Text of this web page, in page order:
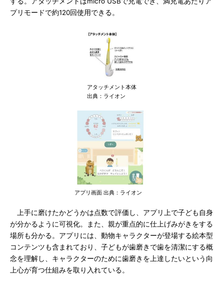
プリモードで約120回使用できる。
アタッチメント本体
出典：ライオン
アプリ画面 出典：ライオン
上手に磨けたかどうかは点数で評価し、アプリ上で子ども自身
が分かるように可視化。また、親が重点的に仕上げみがきをする
場所も分かる。アプリには、動物キャラクターが登場する絵本型
コンテンツも含まれており、子どもが歯磨きで歯を清潔にする概
念を理解し、キャラクターのために歯磨きを上達したいという向
上心が育つ仕組みを取り入れている。